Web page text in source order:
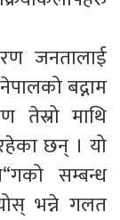
जनतालाई
बद्नाम
तेस्रो माथि
छन् । यो
सम्बन्ध
भन्ने गलत